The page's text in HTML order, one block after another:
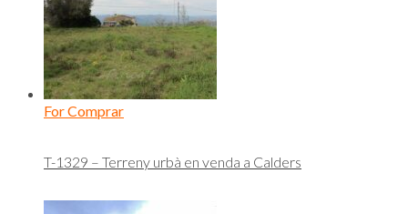
For Comprar
T-1329 – Terreny urbà en venda a Calders